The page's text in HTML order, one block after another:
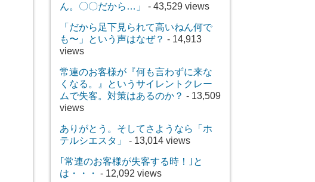
ん。〇〇だから…」
- 43,529 views
「だから足下見られて高いねん何で
も〜」という声はなぜ？ - 14,913
views
常連のお客様が『何も言わずに来な
くなる。』というサイレントクレー
ムで失客。対策はあるのか？ - 13,509
views
ありがとう。そしてさようなら「ホ
テルシエスタ」
- 13,014 views
｢常連のお客様が失客する時！｣と
は・・・ - 12,092 views